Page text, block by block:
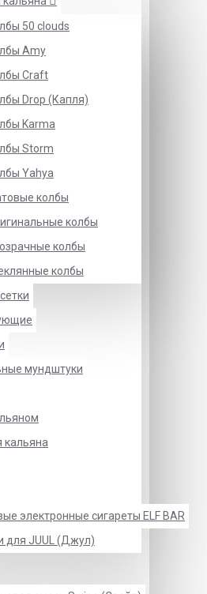
50 clouds
Amy
Craft
Drop (Капля)
Karma
Storm
Yahya
колбы
колбы
колбы
колбы
мундштуки
кальяна
электронные сигареты ELF BAR
для JUUL (Джул)